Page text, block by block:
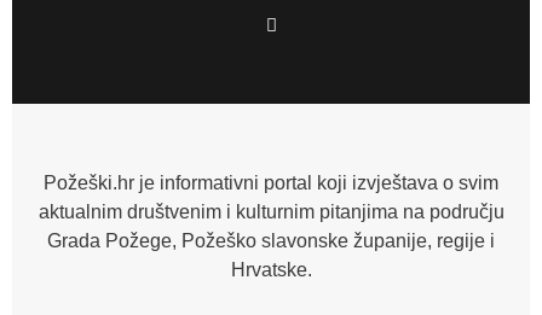
F
a
o
f
Požeški.hr je informativni portal koji izvještava o svim
aktualnim društvenim i kulturnim pitanjima na području
Grada Požege, Požeško slavonske županije, regije i
Hrvatske.